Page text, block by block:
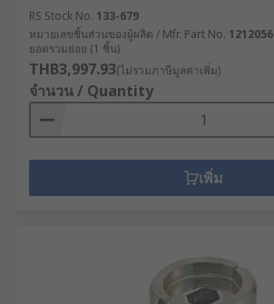
RS Stock No. 133-679
หมายเลขชิ้นส่วนของผู้ผลิต / Mfr. Part No. 1212056
ยอดรวมย่อย (1 ชิ้น)
THB3,997.93(ไม่รวมภาษีมูลค่าเพิ่ม)
จำนวน / Quantity
เพิ่ม